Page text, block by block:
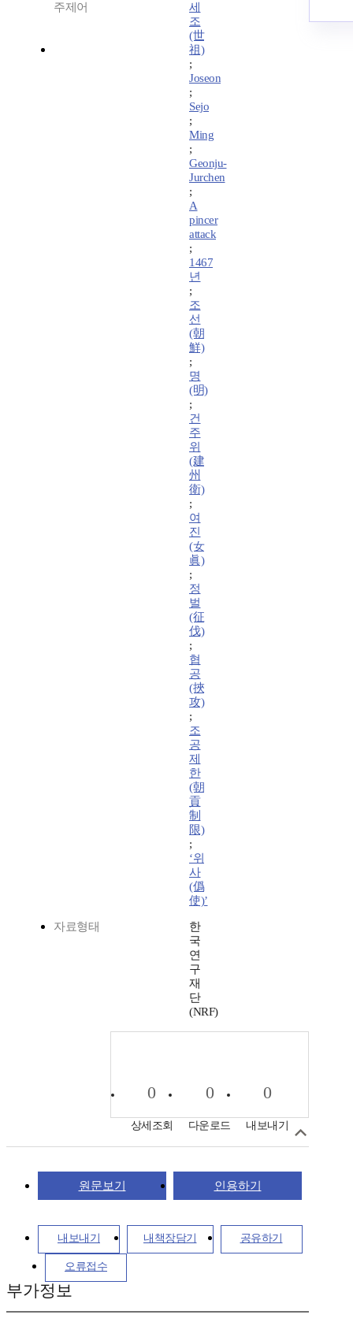
주제어
세
조
(世
祖)
;
Joseon
;
Sejo
;
Ming
;
Geonju-
Jurchen
;
A
pincer
attack
;
1467
년
;
조
선
(朝
鮮)
;
명
(明)
;
건
주
위
(建
州
衛)
;
여
진
(女
眞)
;
정
벌
(征
伐)
;
협
공
(挾
攻)
;
조
공
제
한
(朝
貢
制
限)
;
‘위
사
(僞
使)’
자료형태
한
국
연
구
재
단
(NRF)
0
상세조회
0
다운로드
0
내보내기
원문보기 인용하기
내보내기 내책장담기 공유하기
오류접수
부가정보